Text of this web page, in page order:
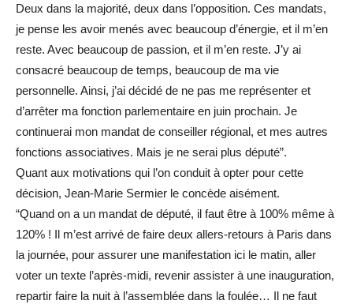
Deux dans la majorité, deux dans l’opposition. Ces mandats,
je pense les avoir menés avec beaucoup d’énergie, et il m’en
reste. Avec beaucoup de passion, et il m’en reste. J’y ai
consacré beaucoup de temps, beaucoup de ma vie
personnelle. Ainsi, j’ai décidé de ne pas me représenter et
d’arrêter ma fonction parlementaire en juin prochain. Je
continuerai mon mandat de conseiller régional, et mes autres
fonctions associatives. Mais je ne serai plus député”.
Quant aux motivations qui l’on conduit à opter pour cette
décision, Jean-Marie Sermier le concède aisément.
“Quand on a un mandat de député, il faut être à 100% même à
120% ! Il m’est arrivé de faire deux allers-retours à Paris dans
la journée, pour assurer une manifestation ici le matin, aller
voter un texte l’après-midi, revenir assister à une inauguration,
repartir faire la nuit à l’assemblée dans la foulée… Il ne faut